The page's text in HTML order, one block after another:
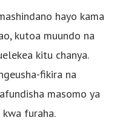
hayo kama
kutoa muundo na
kitu chanya.
fikira na
masomo ya
furaha.